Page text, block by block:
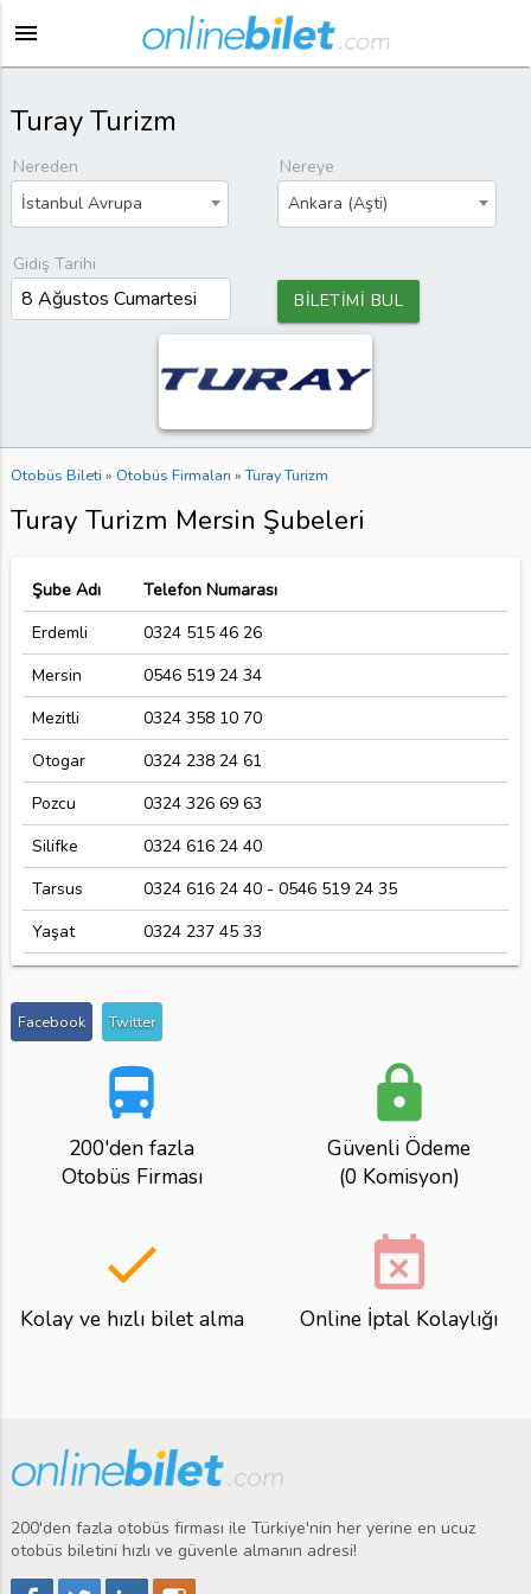
menu
Turay Turizm
Nereden
İstanbul Avrupa
Nereye
Ankara (Aşti)
Gidiş Tarihi
BİLETİMİ BUL
Otobüs Bileti » Otobüs Firmaları » Turay Turizm
Turay Turizm Mersin Şubeleri
Şube Adı
Telefon Numarası
Erdemli
0324 515 46 26
Mersin
0546 519 24 34
Mezitli
0324 358 10 70
Otogar
0324 238 24 61
Pozcu
0324 326 69 63
Silifke
0324 616 24 40
Tarsus
0324 616 24 40 - 0546 519 24 35
Yaşat
0324 237 45 33
Facebook Twitter
directions_bus
200'den fazla
Otobüs Firması
lock
Güvenli Ödeme
(0 Komisyon)
done
Kolay ve hızlı bilet alma
event_busy
Online İptal Kolaylığı
200'den fazla otobüs firması ile Türkiye'nin her yerine en ucuz
otobüs biletini hızlı ve güvenle almanın adresi!